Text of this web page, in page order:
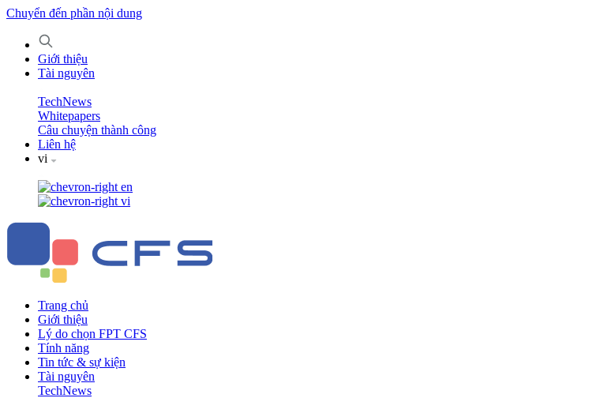
Chuyển đến phần nội dung
Giới thiệu
Tài nguyên
TechNews
Whitepapers
Câu chuyện thành công
Liên hệ
vi
en
vi
Trang chủ
Giới thiệu
Lý do chọn FPT CFS
Tính năng
Tin tức & sự kiện
Tài nguyên
TechNews